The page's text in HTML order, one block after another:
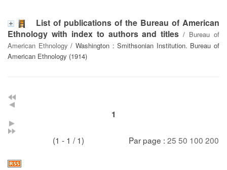
List of publications of the Bureau of American
Ethnology with index to authors and titles / Bureau of
American Ethnology / Washington : Smithsonian Institution. Bureau of
American Ethnology (1914)
1
(1 - 1 / 1) Par page : 25 50 100 200